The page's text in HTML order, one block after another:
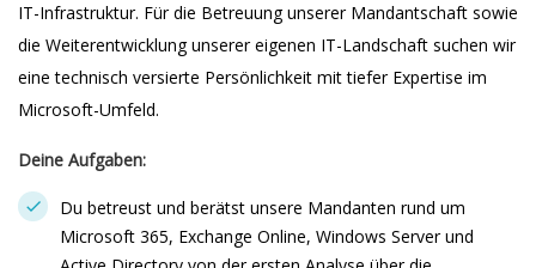
IT-Infrastruktur. Für die Betreuung unserer Mandantschaft sowie
die Weiterentwicklung unserer eigenen IT-Landschaft suchen wir
eine technisch versierte Persönlichkeit mit tiefer Expertise im
Microsoft-Umfeld.
Deine Aufgaben:
Du betreust und berätst unsere Mandanten rund um
Microsoft 365, Exchange Online, Windows Server und